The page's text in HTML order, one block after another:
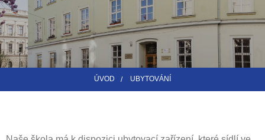
ÚVOD UBYTOVÁNÍ